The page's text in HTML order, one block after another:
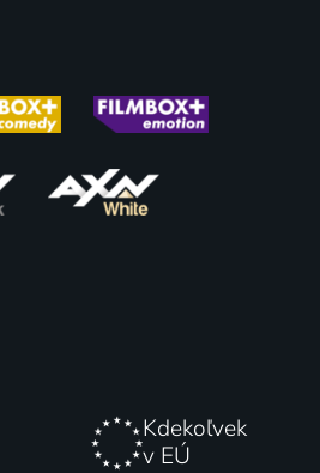
58 %
Kdekoľvek
v EÚ